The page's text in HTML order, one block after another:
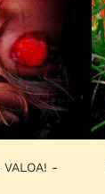
VALOA! -